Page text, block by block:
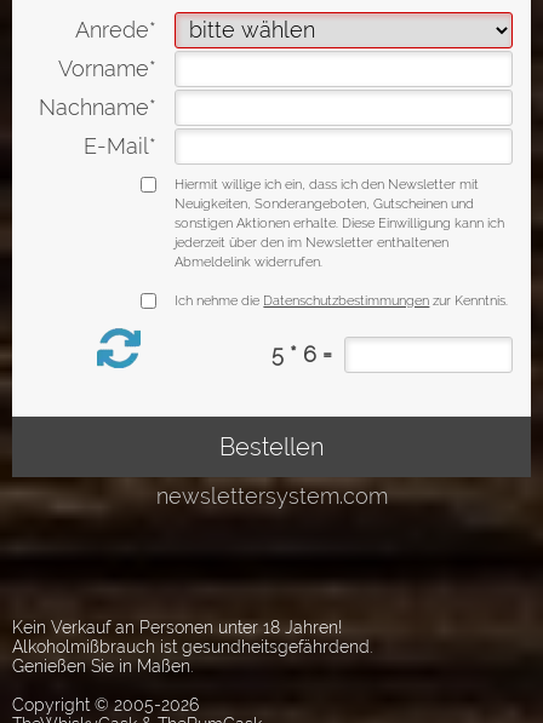
Kein Verkauf an Personen unter 18 Jahren!
Alkoholmißbrauch ist gesundheitsgefährdend.
Genießen Sie in Maßen.
Copyright © 2005-2026